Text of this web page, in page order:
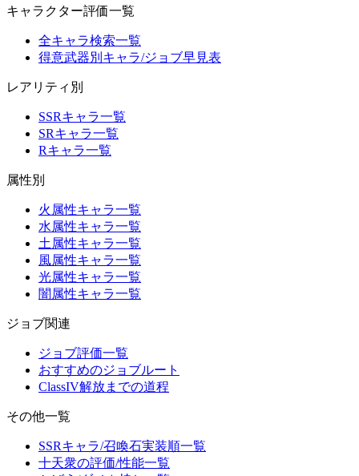
キャラクター評価一覧
全キャラ検索一覧
得意武器別キャラ/ジョブ早見表
レアリティ別
SSRキャラ一覧
SRキャラ一覧
Rキャラ一覧
属性別
火属性キャラ一覧
水属性キャラ一覧
土属性キャラ一覧
風属性キャラ一覧
光属性キャラ一覧
闇属性キャラ一覧
ジョブ関連
ジョブ評価一覧
おすすめのジョブルート
ClassIV解放までの道程
その他一覧
SSRキャラ/召喚石実装順一覧
十天衆の評価/性能一覧